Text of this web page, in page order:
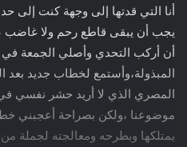
أنا التي قدتها إلى وجهة كنت إلى
يجب أن يبقى قاطع رحم ولا
أن أركب التحدي وأصلي الجمعة
المبذولة،وأستمع لخطاب جديد بعد
المصري الذي لا أريد حشر نفسي
موضوعنا ،ولكن بصراحة أعجبني
يمتلكها وبطرحه ومعالجته لجملة من